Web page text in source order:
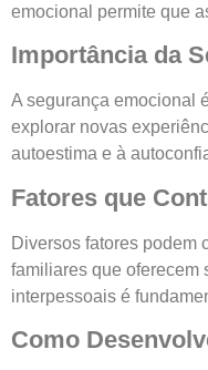
emocional permite que
Importância da
A segurança emocional
explorar novas
autoestima e à
Fatores que
Diversos fatores podem
familiares que oferecem
interpessoais é
Como